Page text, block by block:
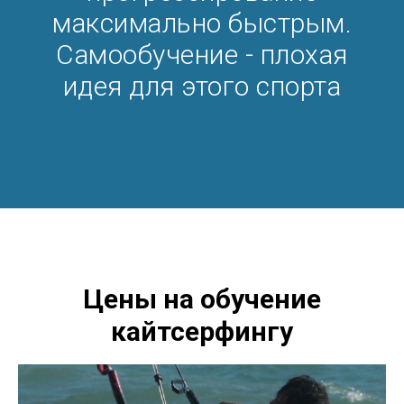
максимально быстрым.
Самообучение - плохая
идея для этого спорта
Цены на обучение
кайтсерфингу